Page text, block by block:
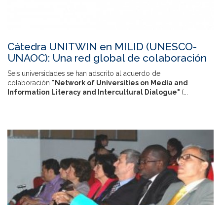
Cátedra UNITWIN en MILID (UNESCO-
UNAOC): Una red global de colaboración
Seis universidades se han adscrito al acuerdo de
colaboración "Network of Universities on Media and
Information Literacy and Intercultural Dialogue" (...